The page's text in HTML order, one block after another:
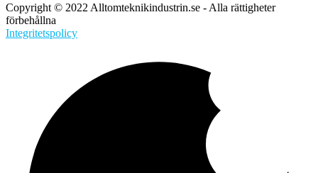
Copyright © 2022 Alltomteknikindustrin.se - Alla rättigheter
förbehållna
Integritetspolicy